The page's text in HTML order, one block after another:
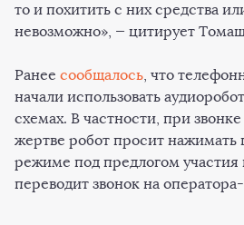
то и похитить с них средства
невозможно», — цитирует
Ранее сообщалось, что
начали использовать
схемах. В частности, при
жертве робот просит
режиме под предлогом участия
переводит звонок на